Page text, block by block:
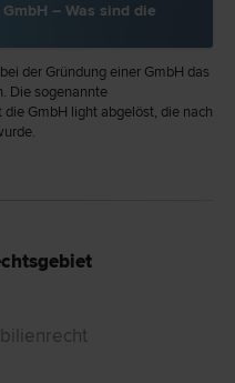
– Was sind die
der Gründung einer GmbH das
Die sogenannte
GmbH light abgelöst, die nach